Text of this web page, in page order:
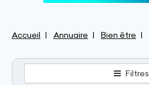
Accueil Annuaire Bien être
Filtres